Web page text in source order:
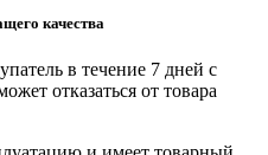
качества
в течение 7 дней с
отказаться от товара